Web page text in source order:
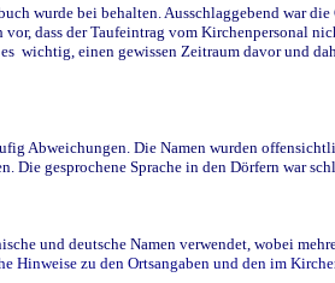
wurde bei behalten. Ausschlaggebend war
dass der Taufeintrag vom Kirchenpersonal
wichtig, einen gewissen Zeitraum davor und
Abweichungen. Die Namen wurden
Die gesprochene Sprache in den Dörfern war
und deutsche Namen verwendet, wobei
Hinweise zu den Ortsangaben und den im